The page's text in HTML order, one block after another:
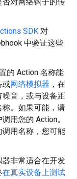
SDK 对
中验证这些
的 Action 名称能
或网络模拟器 ，在
音，或与设备距
。如果可能，请
用您的 Action。
用名称，您可能
器非常适合在开发
在真实设备上测试